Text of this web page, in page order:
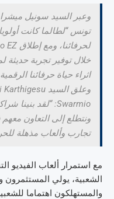
تونس “لطالما كانت
خلال توفير تجربة حديثة
اثراء حياة حرفائنا
ونتطلع إلى التعاون
تجارب وألعاب مذهلة
مع استمرار ألعاب الفيديو
الشعبية، يولي المستثمرون
والمستهلكون اهتماما